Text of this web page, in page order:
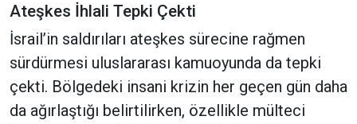
Ateşkes İhlali Tepki Çekti
İsrail’in saldırıları ateşkes sürecine rağmen
sürdürmesi uluslararası kamuoyunda da tepki
çekti. Bölgedeki insani krizin her geçen gün daha
da ağırlaştığı belirtilirken, özellikle mülteci